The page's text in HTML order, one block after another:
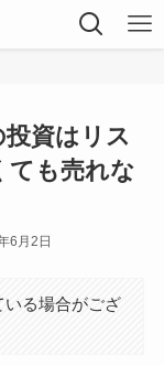
資はリス
ても売れな
6月2日
いる場合がござ